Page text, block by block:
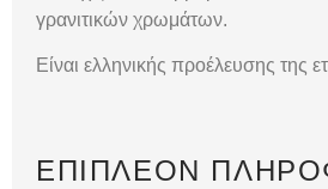
γρανιτικών χρωμάτων.
Είναι ελληνικής προέλευσης της
ΕΠΙΠΛΈΟΝ